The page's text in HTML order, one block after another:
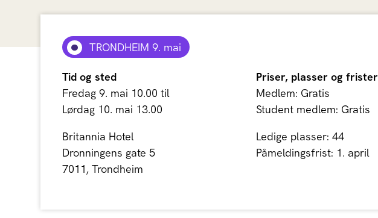
TRONDHEIM 9. mai
Tid og sted
Fredag 9. mai 10.00 til
Lørdag 10. mai 13.00
Britannia Hotel
Dronningens gate 5
7011, Trondheim
Priser, plasser og frister
Medlem: Gratis
Student medlem: Gratis
Ledige plasser: 44
Påmeldingsfrist: 1. april